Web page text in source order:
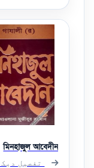
মিনহাজুল আবেদীন
تفصیل